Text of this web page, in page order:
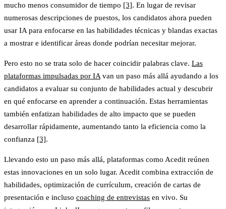
mucho menos consumidor de tiempo [3]. En lugar de revisar
numerosas descripciones de puestos, los candidatos ahora pueden
usar IA para enfocarse en las habilidades técnicas y blandas exactas
a mostrar e identificar áreas donde podrían necesitar mejorar.
Pero esto no se trata solo de hacer coincidir palabras clave. Las
plataformas impulsadas por IA van un paso más allá ayudando a los
candidatos a evaluar su conjunto de habilidades actual y descubrir
en qué enfocarse en aprender a continuación. Estas herramientas
también enfatizan habilidades de alto impacto que se pueden
desarrollar rápidamente, aumentando tanto la eficiencia como la
confianza [3].
Llevando esto un paso más allá, plataformas como Acedit reúnen
estas innovaciones en un solo lugar. Acedit combina extracción de
habilidades, optimización de currículum, creación de cartas de
presentación e incluso coaching de entrevistas en vivo. Su